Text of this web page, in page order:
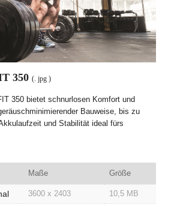
350 (. jpg )
350 bietet schnurlosen Komfort und
Bauweise, bis zu
und Stabilität ideal fürs
Maße Größe
3600 x 2403 10,5 MB